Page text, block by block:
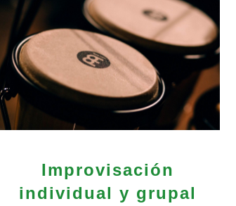
Improvisación
individual y grupal